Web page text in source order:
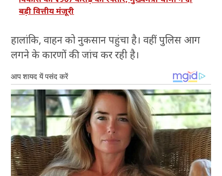
बड़ी वित्तीय मंजूरी
हालांकि, वाहन को नुकसान पहुंचा है। वहीं पुलिस आग
लगने के कारणों की जांच कर रही है।